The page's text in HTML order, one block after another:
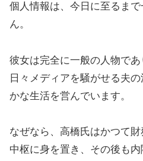
個人情報は、今日に至るま
ん。
彼女は完全に一般の人物で
日々メディアを騒がせる夫
かな生活を営んでいます。
なぜなら、高橋氏はかつて
中枢に身を置き、その後も